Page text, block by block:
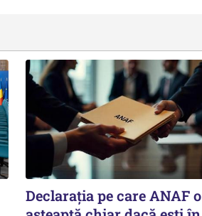
Declarația pe care ANAF o